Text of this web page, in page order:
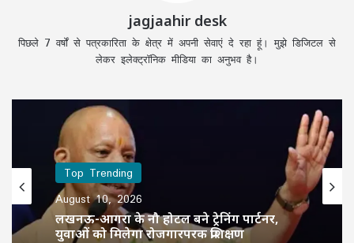
jagjaahir desk
पिछले 7 वर्षों से पत्रकारिता के क्षेत्र में अपनी सेवाएं दे रहा हूं। मुझे डिजिटल से
लेकर इलेक्ट्रॉनिक मीडिया का अनुभव है।
Top Trending
August 10, 2026
लखनऊ-आगरा के नौ होटल बने ट्रेनिंग पार्टनर,
युवाओं को मिलेगा रोजगारपरक प्रशिक्षण